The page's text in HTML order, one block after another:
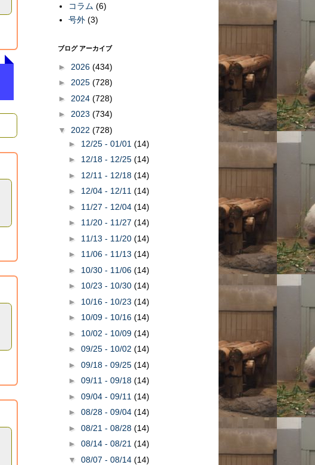
コラム (6)
号外 (3)
ブログ アーカイブ
► 2026 (434)
► 2025 (728)
► 2024 (728)
► 2023 (734)
▼ 2022 (728)
► 12/25 - 01/01 (14)
► 12/18 - 12/25 (14)
► 12/11 - 12/18 (14)
► 12/04 - 12/11 (14)
► 11/27 - 12/04 (14)
► 11/20 - 11/27 (14)
► 11/13 - 11/20 (14)
► 11/06 - 11/13 (14)
► 10/30 - 11/06 (14)
► 10/23 - 10/30 (14)
► 10/16 - 10/23 (14)
► 10/09 - 10/16 (14)
► 10/02 - 10/09 (14)
► 09/25 - 10/02 (14)
► 09/18 - 09/25 (14)
► 09/11 - 09/18 (14)
► 09/04 - 09/11 (14)
► 08/28 - 09/04 (14)
► 08/21 - 08/28 (14)
► 08/14 - 08/21 (14)
▼ 08/07 - 08/14 (14)